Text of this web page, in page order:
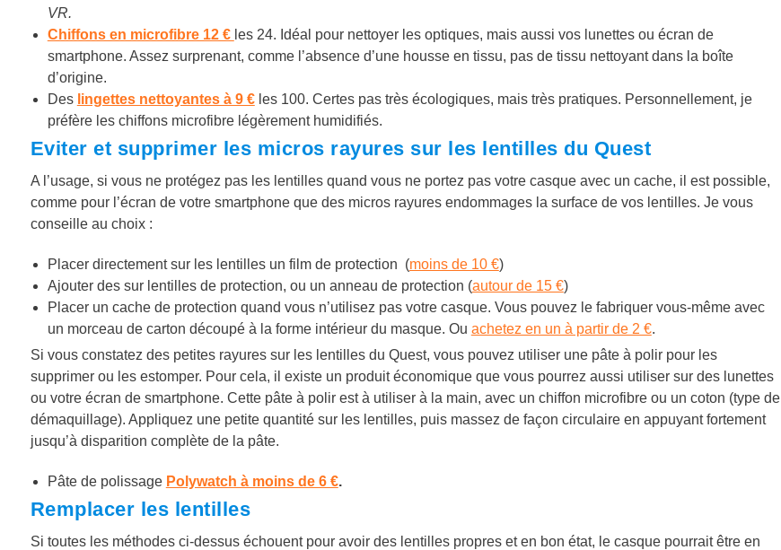
VR.
Chiffons en microfibre 12 € les 24. Idéal pour nettoyer les optiques, mais aussi vos lunettes ou écran de
smartphone. Assez surprenant, comme l’absence d’une housse en tissu, pas de tissu nettoyant dans la boîte
d’origine.
Des lingettes nettoyantes à 9 €les 100. Certes pas très écologiques, mais très pratiques. Personnellement, je
préfère les chiffons microfibre légèrement humidifiés.
Eviter et supprimer les micros rayures sur les lentilles du Quest
A l’usage, si vous ne protégez pas les lentilles quand vous ne portez pas votre casque avec un cache, il est possible,
comme pour l’écran de votre smartphone que des micros rayures endommages la surface de vos lentilles. Je vous
conseille au choix :
Placer directement sur les lentilles un film de protection (moins de 10 €)
Ajouter des sur lentilles de protection, ou un anneau de protection (autour de 15 €)
Placer un cache de protection quand vous n’utilisez pas votre casque. Vous pouvez le fabriquer vous-même avec
un morceau de carton découpé à la forme intérieur du masque. Ou achetez en un à partir de 2 €.
Si vous constatez des petites rayures sur les lentilles du Quest, vous pouvez utiliser une pâte à polir pour les
supprimer ou les estomper. Pour cela, il existe un produit économique que vous pourrez aussi utiliser sur des lunettes
ou votre écran de smartphone. Cette pâte à polir est à utiliser à la main, avec un chiffon microfibre ou un coton (type de
démaquillage). Appliquez une petite quantité sur les lentilles, puis massez de façon circulaire en appuyant fortement
jusqu’à disparition complète de la pâte.
Pâte de polissage Polywatch à moins de 6 €.
Remplacer les lentilles
Si toutes les méthodes ci-dessus échouent pour avoir des lentilles propres et en bon état, le casque pourrait être en